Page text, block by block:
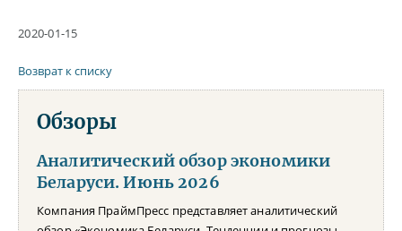
2020-01-15
Возврат к списку
Обзоры
Аналитический обзор экономики
Беларуси. Июнь 2026
Компания ПраймПресс представляет аналитический